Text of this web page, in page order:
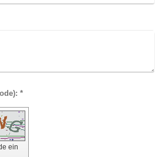
Captcha (Spam-Schutz-Code): *
ein